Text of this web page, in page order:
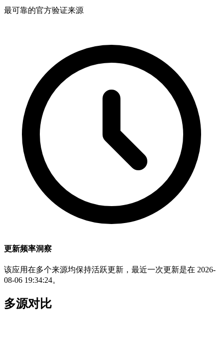
最可靠的官方验证来源
更新频率洞察
该应用在多个来源均保持活跃更新，最近一次更新是在 2026-
08-06 19:34:24。
多源对比